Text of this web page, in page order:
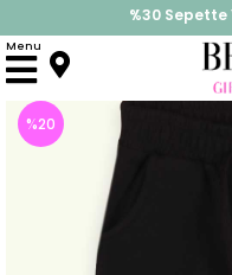
%30 Sepette
İndirimlere ek
Menu
Anasayfa Alt Giyim
%20